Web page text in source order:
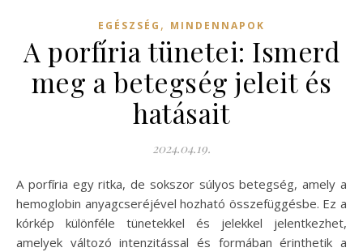
EGÉSZSÉG , MINDENNAPOK
A porfíria tünetei: Ismerd
meg a betegség jeleit és
hatásait
2024.04.19.
A porfíria egy ritka, de sokszor súlyos betegség, amely a
hemoglobin anyagcseréjével hozható összefüggésbe. Ez a
kórkép különféle tünetekkel és jelekkel jelentkezhet,
amelyek változó intenzitással és formában érinthetik a